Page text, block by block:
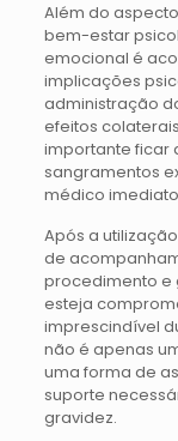
Além do
bem-estar
emocional é
implicações
administração
efeitos
importante ficar
sangramentos
médico
Após a
de
procedimento e
esteja
imprescindível
não é apenas
uma forma de
suporte
gravidez.